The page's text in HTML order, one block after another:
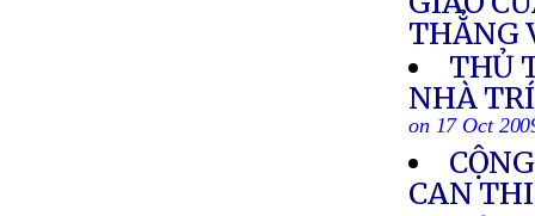
THẲNG
THỦ
NHÀ
on 17 Oct
CAN